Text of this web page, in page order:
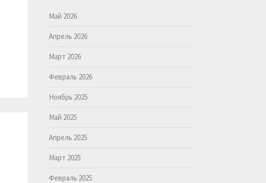
Май 2026
Апрель 2026
Март 2026
Февраль 2026
Ноябрь 2025
Май 2025
Апрель 2025
Март 2025
Февраль 2025